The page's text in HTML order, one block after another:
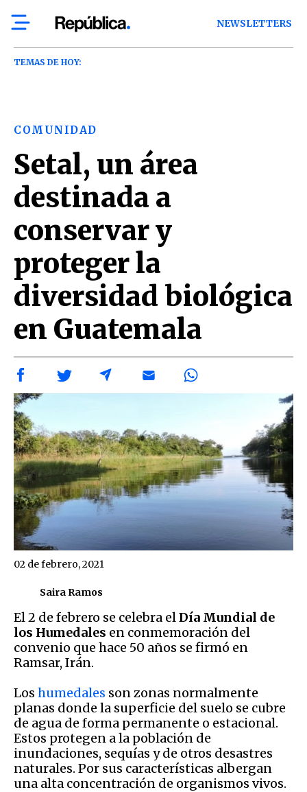
NEWSLETTERS
TEMAS DE HOY:
COMUNIDAD
Setal, un área
destinada a
conservar y
proteger la
diversidad biológica
en Guatemala
Saira Ramos
02 de febrero, 2021
El 2 de febrero se celebra elDía Mundial de
los Humedales en conmemoración del
convenio que hace 50 años se firmó en
Ramsar, Irán.
Los humedales son zonas normalmente
planas donde la superficie del suelo se cubre
de agua de forma permanente o estacional.
Estos protegen a la población de
inundaciones, sequías y de otros desastres
naturales. Por sus características albergan
una alta concentración de organismos vivos.